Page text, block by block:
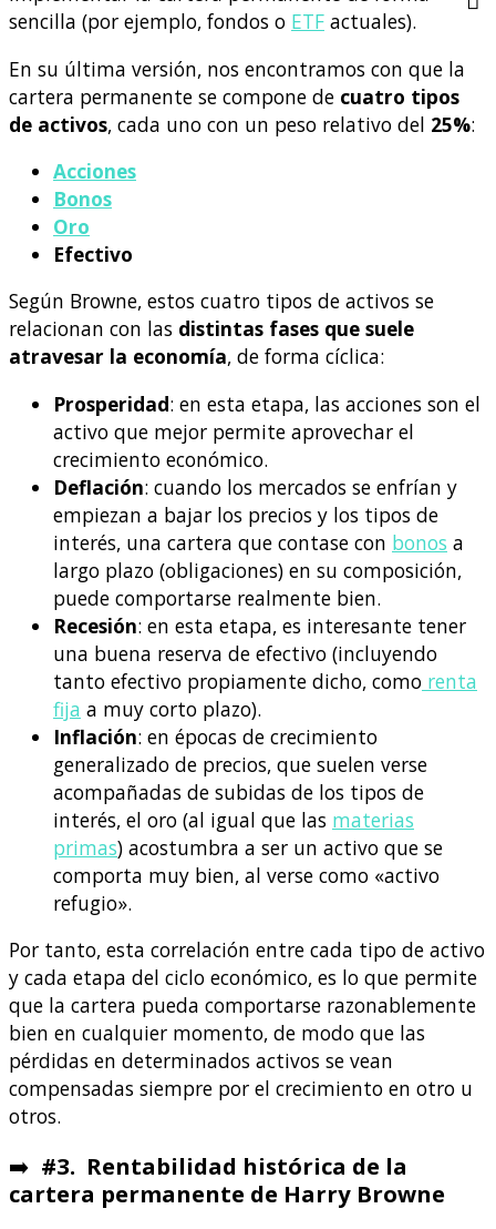
sencilla (por ejemplo, fondos o ETF actuales).
En su última versión, nos encontramos con que la
cartera permanente se compone de cuatro tipos
de activos, cada uno con un peso relativo del 25%:
Acciones
Bonos
Oro
Efectivo
Según Browne, estos cuatro tipos de activos se
relacionan con las distintas fases que suele
atravesar la economía, de forma cíclica:
Prosperidad: en esta etapa, las acciones son el
activo que mejor permite aprovechar el
crecimiento económico.
Deflación: cuando los mercados se enfrían y
empiezan a bajar los precios y los tipos de
interés, una cartera que contase con bonos a
largo plazo (obligaciones) en su composición,
puede comportarse realmente bien.
Recesión: en esta etapa, es interesante tener
una buena reserva de efectivo (incluyendo
tanto efectivo propiamente dicho, como renta
fija a muy corto plazo).
Inflación: en épocas de crecimiento
generalizado de precios, que suelen verse
acompañadas de subidas de los tipos de
interés, el oro (al igual que las materias
primas) acostumbra a ser un activo que se
comporta muy bien, al verse como «activo
refugio».
Por tanto, esta correlación entre cada tipo de activo
y cada etapa del ciclo económico, es lo que permite
que la cartera pueda comportarse razonablemente
bien en cualquier momento, de modo que las
pérdidas en determinados activos se vean
compensadas siempre por el crecimiento en otro u
otros.
➡️ #3. Rentabilidad histórica de la
cartera permanente de Harry Browne